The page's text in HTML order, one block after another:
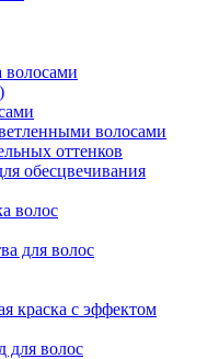
волосами
волосами
оттенков
обесцвечивания
волос
для волос
краска с эффектом
для волос